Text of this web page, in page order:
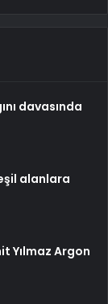
davasında
alanlara
Yılmaz Argon